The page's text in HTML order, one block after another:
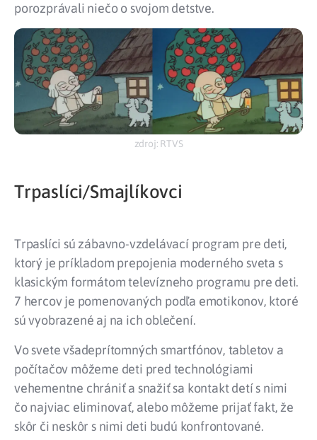
porozprávali niečo o svojom detstve.
zdroj: RTVS
Trpaslíci/Smajlíkovci
Trpaslíci sú zábavno-vzdelávací program pre deti,
ktorý je príkladom prepojenia moderného sveta s
klasickým formátom televízneho programu pre deti.
7 hercov je pomenovaných podľa emotikonov, ktoré
sú vyobrazené aj na ich oblečení.
Vo svete všadeprítomných smartfónov, tabletov a
počítačov môžeme deti pred technológiami
vehementne chrániť a snažiť sa kontakt detí s nimi
čo najviac eliminovať, alebo môžeme prijať fakt, že
skôr či neskôr s nimi deti budú konfrontované.